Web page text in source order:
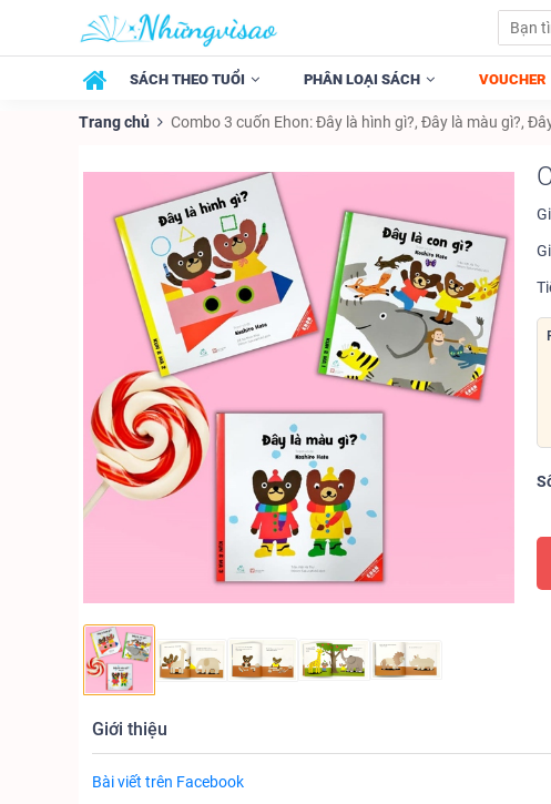
SÁCH THEO TUỔI PHÂN LOẠI SÁCH VOUCHER
Trang chủ Combo 3 cuốn Ehon: Đây là hình gì?, Đây là màu gì?,
Giới thiệu
Bài viết trên Facebook